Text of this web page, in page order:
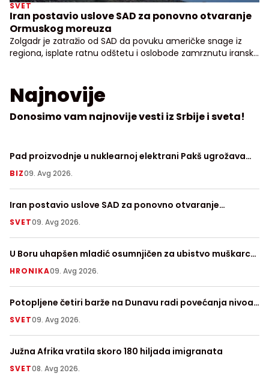
Najnovije
Donosimo vam najnovije vesti iz Srbije i sveta!
Pad proizvodnje u nuklearnoj elektrani Pakš ugrožava
mađarsku forintu
BIZ09. Avg 2026.
Iran postavio uslove SAD za ponovno otvaranje
Ormuskog moreuza
SVET09. Avg 2026.
U Boru uhapšen mladić osumnjičen za ubistvo muškarca
u Petrovcu na Mlavi
HRONIKA09. Avg 2026.
Potopljene četiri barže na Dunavu radi povećanja nivoa
vode kod nuklearke
SVET09. Avg 2026.
Južna Afrika vratila skoro 180 hiljada imigranata
SVET08. Avg 2026.
SVET
Iran postavio uslove SAD za ponovno otvaranje
Ormuskog moreuza
Zolgadr je zatražio od SAD da povuku američke snage iz
regiona, isplate ratnu odštetu i oslobode zamrznutu iransku